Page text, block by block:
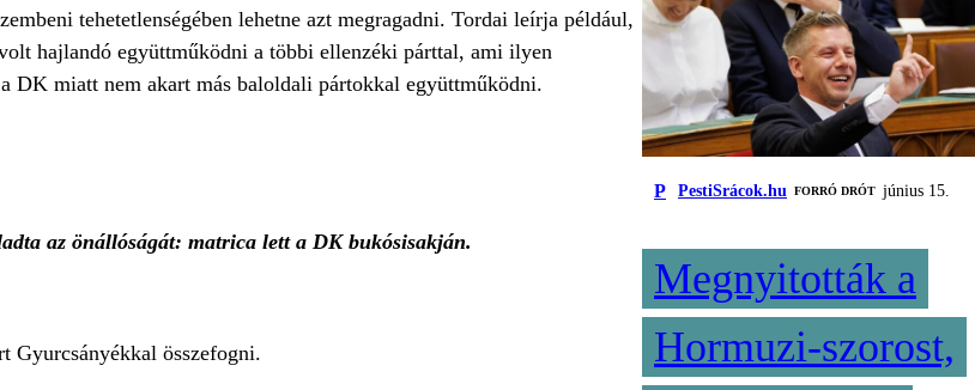
tehetetlenségében lehetne azt megragadni. Tordai leírja például,
hajlandó együttműködni a többi ellenzéki párttal, ami ilyen
DK miatt nem akart más baloldali pártokkal együttműködni.
az önállóságát: matrica lett a DK bukósisakján.
Gyurcsányékkal összefogni.
P PestiSrácok.hu FORRÓ DRÓT június 15.
Megnyitották a
Hormuzi-szorost,